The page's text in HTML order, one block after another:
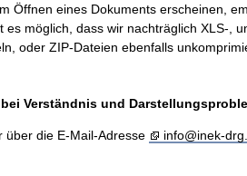
Öffnen eines Dokuments erscheinen,
möglich, dass wir nachträglich XLS-,
oder ZIP-Dateien ebenfalls
Verständnis und
über die E-Mail-Adresse
info@inek-